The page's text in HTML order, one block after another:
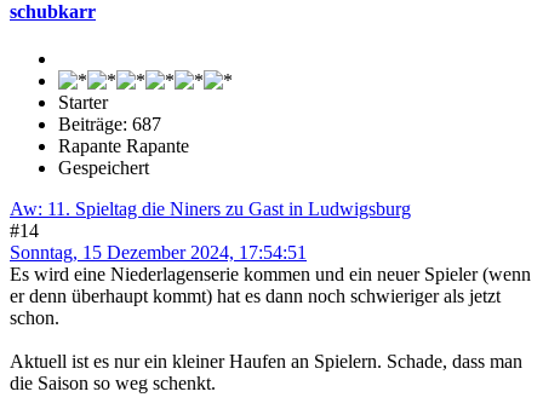
schubkarr
Starter
Beiträge: 687
Rapante Rapante
Gespeichert
Aw: 11. Spieltag die Niners zu Gast in Ludwigsburg
#14
Sonntag, 15 Dezember 2024, 17:54:51
Es wird eine Niederlagenserie kommen und ein neuer Spieler (wenn
er denn überhaupt kommt) hat es dann noch schwieriger als jetzt
schon.
Aktuell ist es nur ein kleiner Haufen an Spielern. Schade, dass man
die Saison so weg schenkt.